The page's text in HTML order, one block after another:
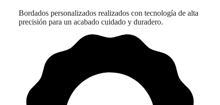
Bordados personalizados realizados con tecnología de alta
precisión para un acabado cuidado y duradero.